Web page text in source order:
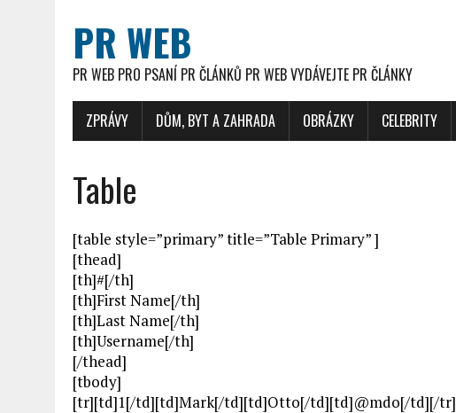
PR WEB
PR WEB PRO PSANÍ PR ČLÁNKŮ PR WEB VYDÁVEJTE PR ČLÁNKY
ZPRÁVY DŮM, BYT A ZAHRADA OBRÁZKY CELEBRITY
Table
[table style=”primary” title=”Table Primary” ]
[thead]
[th]#[/th]
[th]First Name[/th]
[th]Last Name[/th]
[th]Username[/th]
[/thead]
[tbody]
[tr][td]1[/td][td]Mark[/td][td]Otto[/td][td]@mdo[/td][/tr]